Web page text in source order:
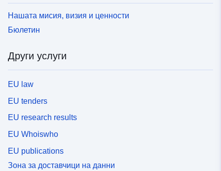
Нашата мисия, визия и ценности
Бюлетин
Други услуги
EU law
EU tenders
EU research results
EU Whoiswho
EU publications
Зона за доставчици на данни